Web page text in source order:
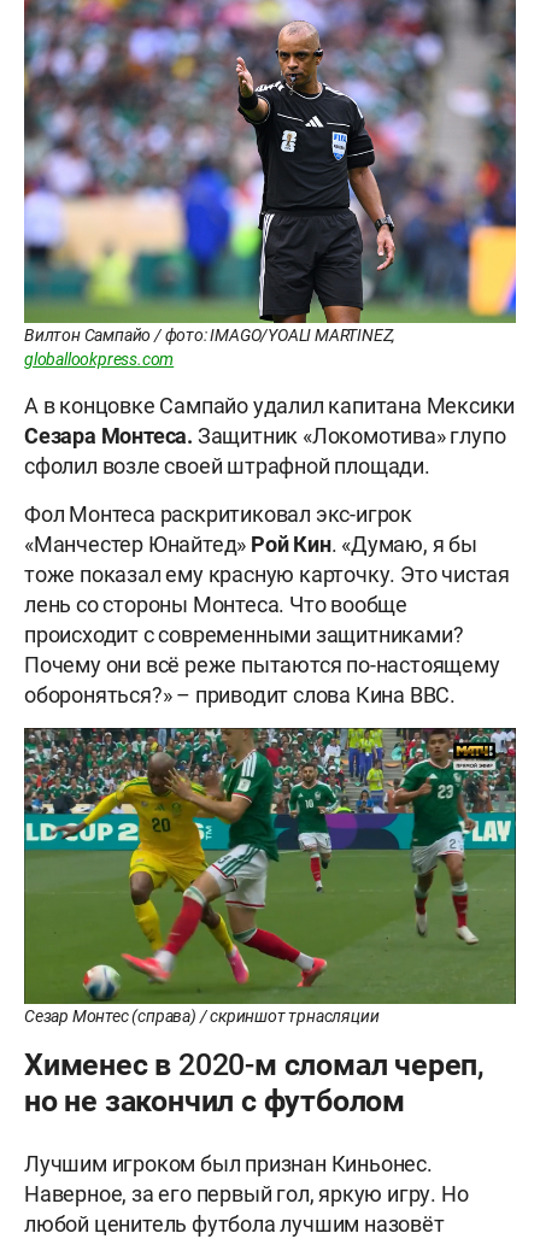
Вилтон Сампайо / фото: IMAGO/YOALI MARTINEZ,
globallookpress.com
А в концовке Сампайо удалил капитана Мексики
Сезара Монтеса. Защитник «Локомотива» глупо
сфолил возле своей штрафной площади.
Фол Монтеса раскритиковал экс-игрок
«Манчестер Юнайтед» РойКин. «Думаю, я бы
тоже показал ему красную карточку. Это чистая
лень со стороны Монтеса. Что вообще
происходит с современными защитниками?
Почему они всё реже пытаются по-настоящему
обороняться?» – приводит слова Кина BBC.
Сезар Монтес (справа) / скриншот трнасляции
Хименес в 2020-м сломал череп,
но не закончил с футболом
Лучшим игроком был признан Киньонес.
Наверное, за его первый гол, яркую игру. Но
любой ценитель футбола лучшим назовёт